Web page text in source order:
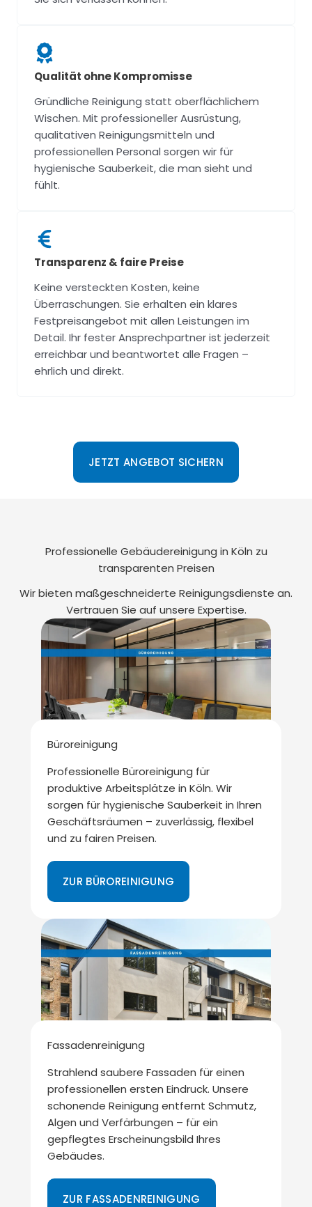
Qualität ohne Kompromisse
Gründliche Reinigung statt oberflächlichem
Wischen. Mit professioneller Ausrüstung,
qualitativen Reinigungsmitteln und
professionellen Personal sorgen wir für
hygienische Sauberkeit, die man sieht und
fühlt.
Transparenz & faire Preise
Keine versteckten Kosten, keine
Überraschungen. Sie erhalten ein klares
Festpreisangebot mit allen Leistungen im
Detail. Ihr fester Ansprechpartner ist jederzeit
erreichbar und beantwortet alle Fragen –
ehrlich und direkt.
JETZT ANGEBOT SICHERN
Professionelle Gebäudereinigung in Köln zu
transparenten Preisen
Wir bieten maßgeschneiderte Reinigungsdienste an.
Vertrauen Sie auf unsere Expertise.
Büroreinigung
Professionelle Büroreinigung für
produktive Arbeitsplätze in Köln. Wir
sorgen für hygienische Sauberkeit in Ihren
Geschäftsräumen – zuverlässig, flexibel
und zu fairen Preisen.
ZUR BÜROREINIGUNG
Fassadenreinigung
Strahlend saubere Fassaden für einen
professionellen ersten Eindruck. Unsere
schonende Reinigung entfernt Schmutz,
Algen und Verfärbungen – für ein
gepflegtes Erscheinungsbild Ihres
Gebäudes.
ZUR FASSADENREINIGUNG